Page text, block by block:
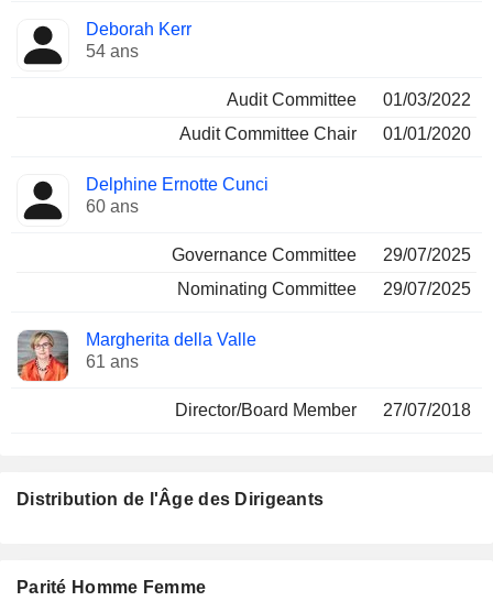
Deborah Kerr
54 ans
Audit Committee
01/03/2022
Audit Committee Chair
01/01/2020
Delphine Ernotte Cunci
60 ans
Governance Committee
29/07/2025
Nominating Committee
29/07/2025
Margherita della Valle
61 ans
Director/Board Member 27/07/2018
Distribution de l'Âge des Dirigeants
Parité Homme Femme